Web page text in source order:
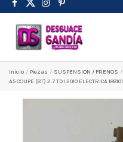
Inicio Pіezas SUSPENSION / FRENOS
A5 COUPE (8T) 2.7 TDI 2010 ELECTRICA 188101